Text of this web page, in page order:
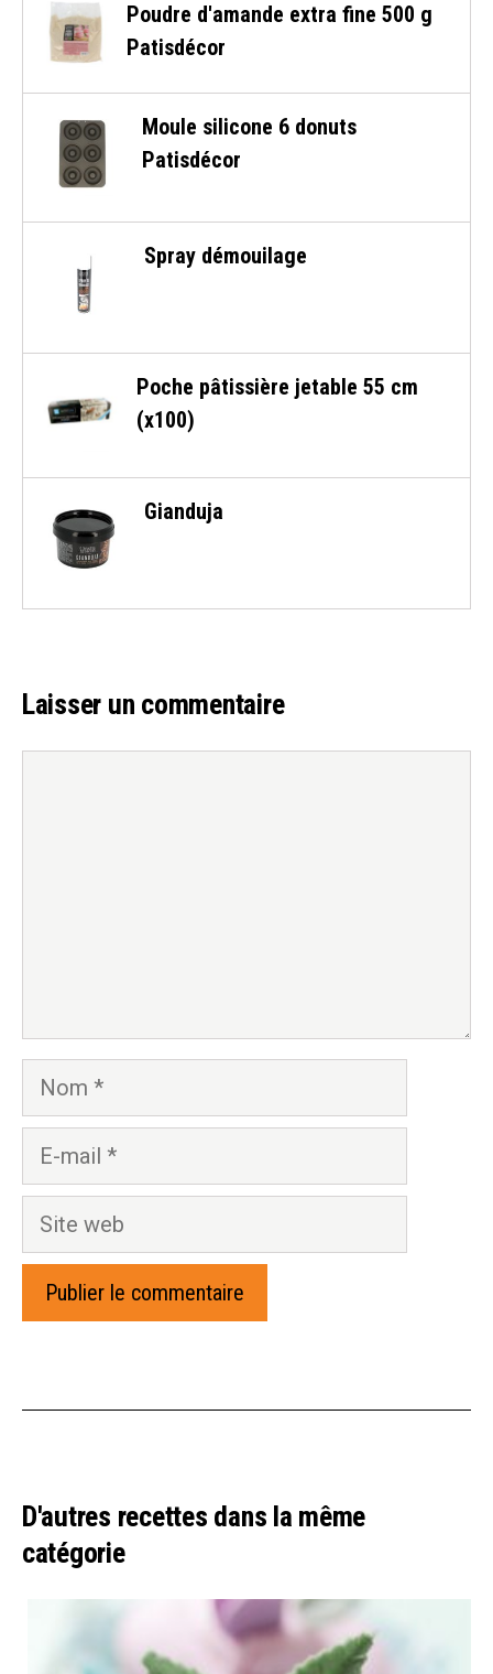
Poudre d'amande extra fine 500 g
Patisdécor
Moule silicone 6 donuts
Patisdécor
Spray démouilage
Poche pâtissière jetable 55 cm
(x100)
Gianduja
Laisser un commentaire
Nom
Site
D'autres recettes dans la même
catégorie